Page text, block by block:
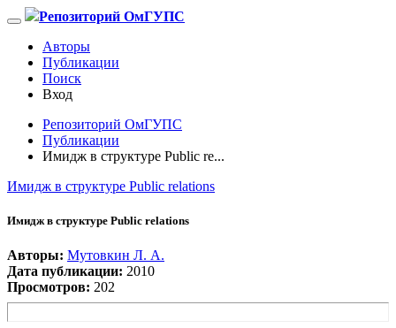
Репозиторий ОмГУПС
Авторы
Публикации
Поиск
Вход
Репозиторий ОмГУПС
Публикации
Имидж в структуре Public re...
Имидж в структуре Public relations
Имидж в структуре Public relations
Авторы: Мутовкин Л. А.
Дата публикации: 2010
Просмотров: 202